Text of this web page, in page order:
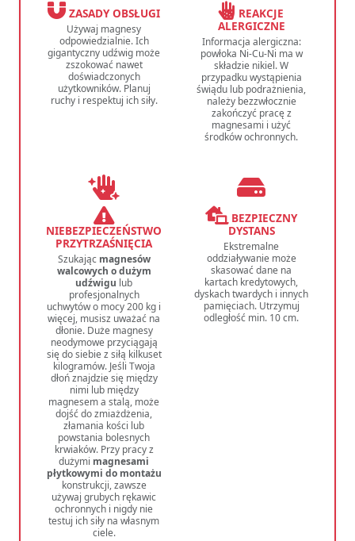
ZASADY OBSŁUGI
Używaj magnesy
odpowiedzialnie. Ich
gigantyczny udźwig może
zszokować nawet
doświadczonych
użytkowników. Planuj
ruchy i respektuj ich siły.
REAKCJE
ALERGICZNE
Informacja alergiczna:
powłoka Ni-Cu-Ni ma w
składzie nikiel. W
przypadku wystąpienia
świądu lub podrażnienia,
należy bezzwłocznie
zakończyć pracę z
magnesami i użyć
środków ochronnych.
NIEBEZPIECZEŃSTWO
PRZYTRZAŚNIĘCIA
Szukając magnesów
walcowych o dużym
udźwigu lub
profesjonalnych
uchwytów o mocy 200 kg i
więcej, musisz uważać na
dłonie. Duże magnesy
neodymowe przyciągają
się do siebie z siłą kilkuset
kilogramów. Jeśli Twoja
dłoń znajdzie się między
nimi lub między
magnesem a stalą, może
dojść do zmiażdżenia,
złamania kości lub
powstania bolesnych
krwiaków. Przy pracy z
dużymi magnesami
płytkowymi do montażu
konstrukcji, zawsze
używaj grubych rękawic
ochronnych i nigdy nie
testuj ich siły na własnym
ciele.
BEZPIECZNY
DYSTANS
Ekstremalne
oddziaływanie może
skasować dane na
kartach kredytowych,
dyskach twardych i innych
pamięciach. Utrzymuj
odległość min. 10 cm.